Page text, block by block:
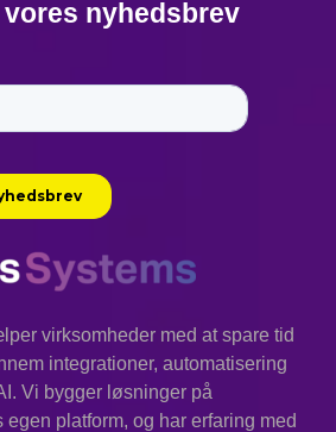
vores nyhedsbrev
virksomheder med at spare tid
integrationer, automatisering
Vi bygger løsninger på
egen platform, og har erfaring med